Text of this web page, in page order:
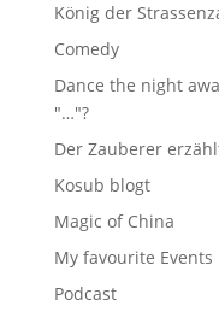
König der
Comedy
Dance the night
"…"?
Der Zauberer
Kosub blogt
Magic of China
My favourite Events
Podcast